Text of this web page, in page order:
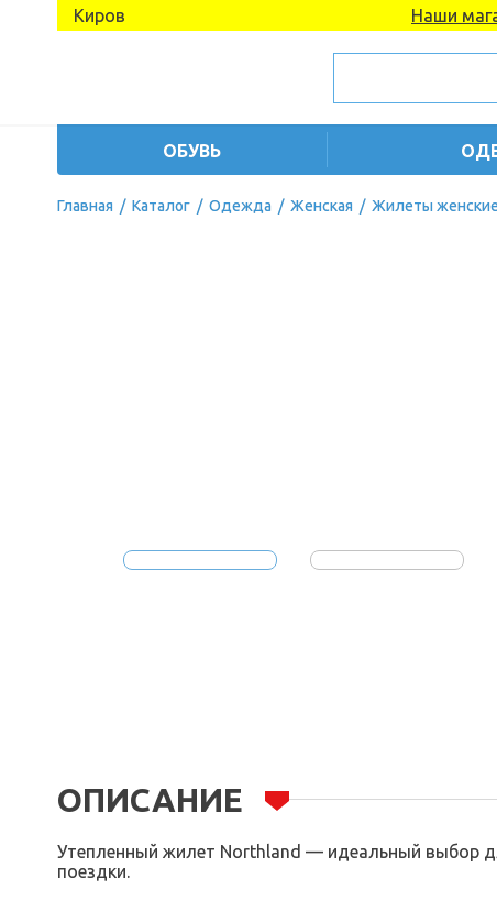
Киров Наши
ОБУВЬ
Главная / Каталог / Одежда / Женская / Жилеты женские
ОПИСАНИЕ
Утепленный жилет Northland — идеальный выбор
поездки.